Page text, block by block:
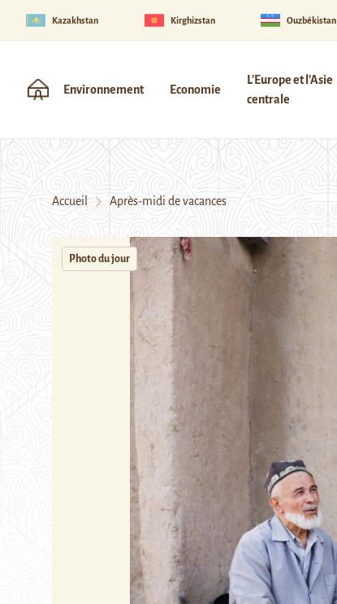
Kazakhstan Kirghizstan Ouzbékistan
Environnement Economie
L'Europe et l'Asie
centrale
Accueil Après-midi de vacances
Photo du jour